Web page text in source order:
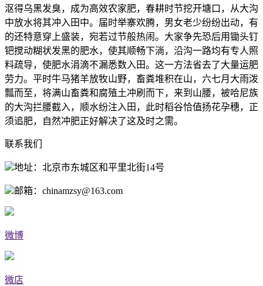
沤得乌黑发臭，成为高效农家肥，春耕时节挖开塘口，从大沟
中放水将其冲入田中。届时举寨欢腾，男女老少纷纷出动，有
的还特意穿上盛装，宛若过节般热闹。大家争先恐后用锄头钉
钯搅动糊状发黑的肥水，使其顺畅下淌，沿沟一路均有专人照
料疏导，使肥水涓滴不漏悉数入田。这一方法省去了大量运肥
劳力。平时牛马猪羊放牧山野，畜粪堆积在山，六七月大雨泼
瓢而至，将满山畜粪和腐殖土冲刷而下，来到山腰，被哈尼族
的大沟拦腰截入，顺水纷注入田，此时稻谷恰值扬花孕穗，正
须追肥，自然冲肥正好解决了这及时之需。
联系我们
地址：北京市东城区和平里北街14号
邮箱：chinamzsy@163.com
微博
微店